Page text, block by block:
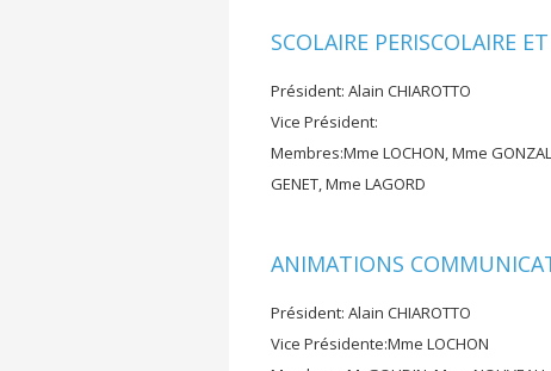
SCOLAIRE PERISCOLAIRE
Président: Alain CHIAROTTO
Vice Président:
Membres:Mme LOCHON, Mme
GENET, Mme LAGORD
ANIMATIONS
Président: Alain CHIAROTTO
Vice Présidente:Mme LOCHON